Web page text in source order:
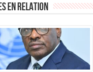
en relation